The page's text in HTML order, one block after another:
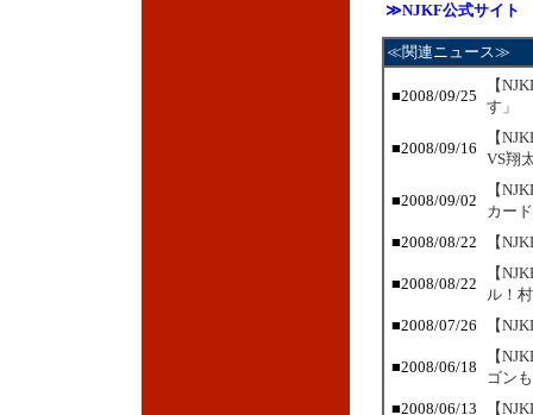
≫NJKF公式サイト
≪関連ニュース≫
■2008/09/25
【
す」
■2008/09/16
【
VS翔
■2008/09/02
【
カー
■2008/08/22 【
■2008/08/22
【
ル！
■2008/07/26 【
■2008/06/18
【
ゴン
■2008/06/13 【